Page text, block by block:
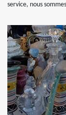
service, nous